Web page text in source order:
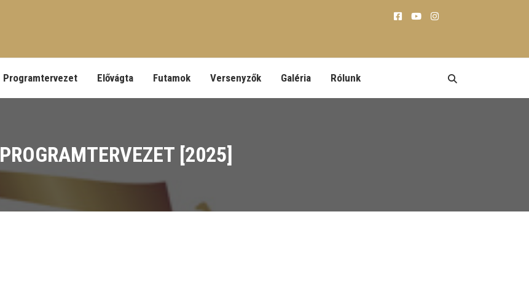
Programtervezet Elővágta Futamok Versenyzők Galéria Rólunk
PROGRAMTERVEZET [2025]